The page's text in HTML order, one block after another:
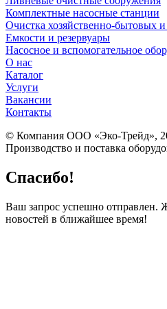
Комплектные насосные станции
Очистка хозяйственно-бытовых
Емкости и резервуары
Насосное и вспомогательное
О нас
Каталог
Услуги
Вакансии
Контакты
© Компания ООО «Эко-Трейд»,
Производство и поставка
Спасибо!
Ваш запрос успешно отправлен.
новостей в ближайшее время!